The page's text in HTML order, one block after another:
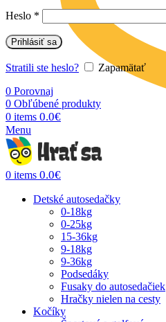
Heslo *
Prihlásiť sa
Stratili ste heslo?
Zapamätať
0 Porovnaj
0 Obľúbené produkty
0 items 0.0€
Menu
0 items 0.0€
Detské autosedačky
0-18kg
0-25kg
15-36kg
9-18kg
9-36kg
Podsedáky
Fusaky do autosedačiek
Hračky nielen na cesty
Kočíky